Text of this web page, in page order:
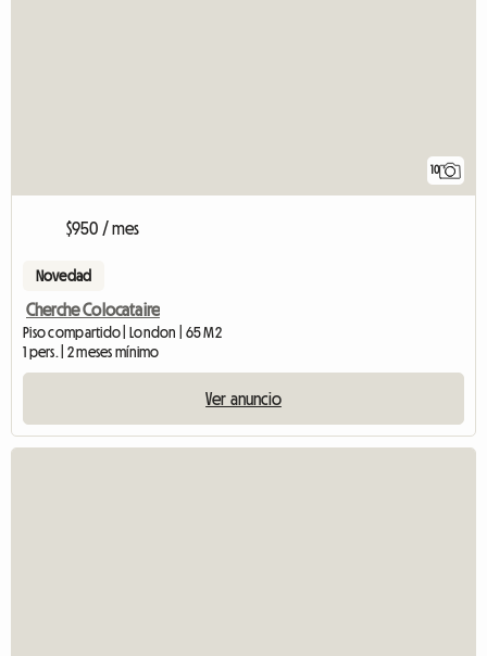
10
$950 / mes
Novedad
Cherche Colocataire
Piso compartido | London | 65 M2
1 pers. | 2 meses mínimo
Ver anuncio